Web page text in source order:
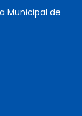
Municipal de